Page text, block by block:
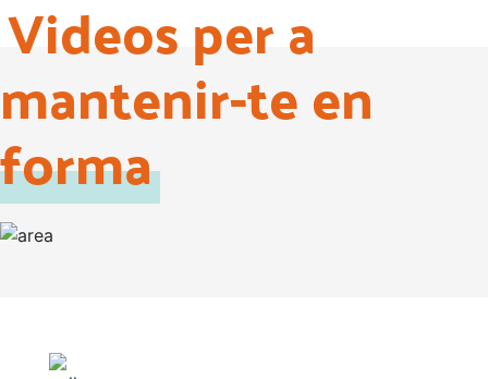
Videos per a
mantenir-te en
forma